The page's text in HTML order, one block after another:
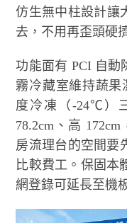
仿生無中柱設計讓
去，不用再歪頭硬
功能面有 PCI 自動
霧冷藏室維持蔬
度冷凍（-24℃）
78.2cm、高
房流理台的空間要
比較費工。保固本
網登錄可延長至機